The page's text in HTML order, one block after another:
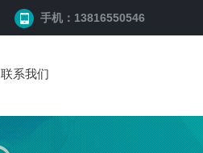
手机：13816550546
联系我们